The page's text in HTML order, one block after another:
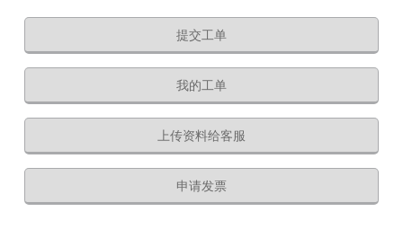
提交工单
我的工单
上传资料给客服
申请发票